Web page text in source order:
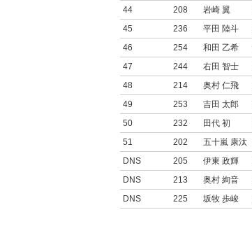
44
208 岩崎 翼
45
236 平田 陸斗
46
254 和田 乙希
47
244 右田 智士
48
214 奥村 仁飛
49
253 吉田 太郎
50
232 田代 初
51
202 五十嵐 康汰
DNS
205 伊東 政輝
DNS
213 奥村 絢音
DNS
225 坂牧 歩峻